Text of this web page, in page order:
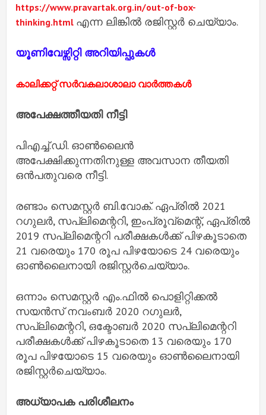
https://www.pravartak.org.in/out-of-box-
thinking.html എന്ന ലിങ്കില്‍ രജിസ്റ്റര്‍ ചെയ്യാം.
യൂണിവേഴ്സിറ്റി അറിയിപ്പുകൾ
കാലിക്കറ്റ്‌ സര്‍വകലാശാലാ വാർത്തകൾ
അപേക്ഷത്തീയതി നീട്ടി
പിഎച്ച്.ഡി. ഓൺലൈൻ
അപേക്ഷിക്കുന്നതിനുള്ള അവസാന തീയതി
ഒൻപതുവരെ നീട്ടി.
രണ്ടാം സെമസ്റ്റർ ബി.വോക്. ഏപ്രിൽ 2021
റഗുലർ, സപ്ലിമെന്ററി, ഇംപ്രൂവ്മെന്റ്, ഏപ്രിൽ
2019 സപ്ലിമെന്ററി പരീക്ഷകൾക്ക് പിഴകൂടാതെ
21 വരെയും 170 രൂപ പിഴയോടെ 24 വരെയും
ഓൺലൈനായി രജിസ്റ്റർചെയ്യാം.
ഒന്നാം സെമസ്റ്റർ എം.ഫിൽ പൊളിറ്റിക്കൽ
സയൻസ് നവംബർ 2020 റഗുലർ,
സപ്ലിമെന്ററി, ഒക്ടോബർ 2020 സപ്ലിമെന്ററി
പരീക്ഷകൾക്ക് പിഴകൂടാതെ 13 വരെയും 170
രൂപ പിഴയോടെ 15 വരെയും ഓൺലൈനായി
രജിസ്റ്റർചെയ്യാം.
അധ്യാപക പരിശീലനം